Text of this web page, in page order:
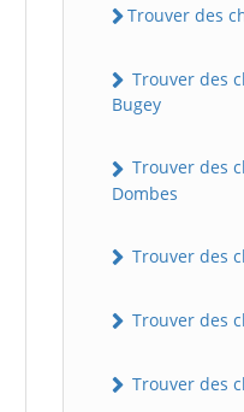
Trouver des
Trouver des
Bugey
Trouver des
Dombes
Trouver des
Trouver des
Trouver des